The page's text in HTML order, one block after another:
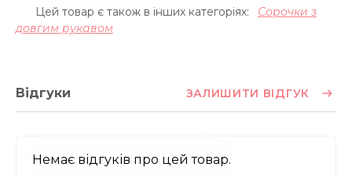
Цей товар є також в інших категоріях:
Сорочки з
довгим рукавом
Відгуки ЗАЛИШИТИ ВІДГУК
Немає відгуків про цей товар.